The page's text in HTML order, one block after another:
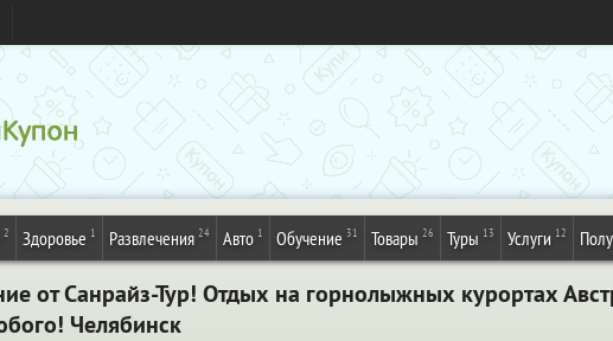
2 Здоровье 1 Развлечения 24 Авто 1 Обучение 31 Товары 26 Туры 13 Услуги 12
от Санрайз-Тур! Отдых на горнолыжных курортах
Челябинск